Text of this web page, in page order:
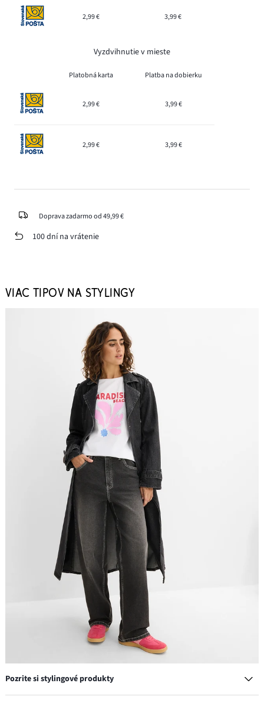
2,99 € 3,99 €
Vyzdvihnutie v mieste
Platobná karta Platba na dobierku
2,99 € 3,99 €
2,99 € 3,99 €
Doprava zadarmo od 49,99 €
100 dní na vrátenie
VIAC TIPOV NA STYLINGY
Pozrite si stylingové produkty